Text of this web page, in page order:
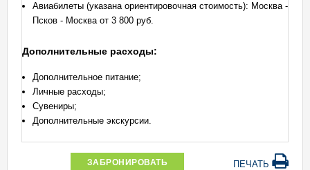
Авиабилеты (указана ориентировочная стоимость): Москва -
Псков - Москва от 3 800 руб.
Дополнительные расходы:
Дополнительное питание;
Личные расходы;
Сувениры;
Дополнительные экскурсии.
ЗАБРОНИРОВАТЬ ПЕЧАТЬ